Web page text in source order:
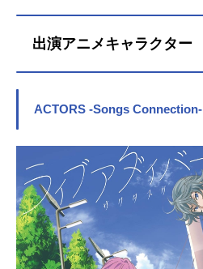
出演アニメキャラクター
ACTORS -Songs Connection-